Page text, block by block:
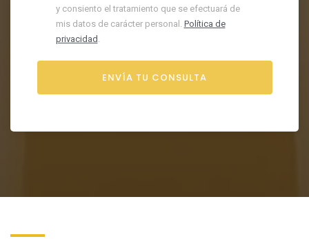
y consiento el tratamiento que se efectuará de
mis datos de carácter personal. Política de
privacidad .